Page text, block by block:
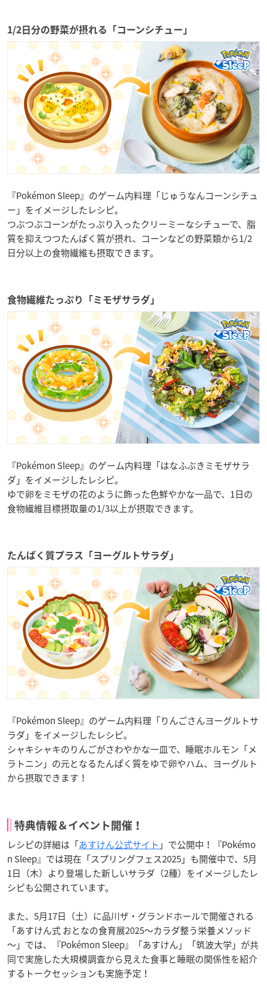
1/2日分の野菜が摂れる「コーンシチュー」
『Pokémon Sleep』のゲーム内料理「じゅうなんコーンシチュ
ー」をイメージしたレシピ。
つぶつぶコーンがたっぷり入ったクリーミーなシチューで、脂
質を抑えつつたんぱく質が摂れ、コーンなどの野菜類から1/2
日分以上の食物繊維も摂取できます。
食物繊維たっぷり「ミモザサラダ」
『Pokémon Sleep』のゲーム内料理「はなふぶきミモザサラ
ダ」をイメージしたレシピ。
ゆで卵をミモザの花のように飾った色鮮やかな一品で、1日の
食物繊維目標摂取量の1/3以上が摂取できます。
たんぱく質プラス「ヨーグルトサラダ」
『Pokémon Sleep』のゲーム内料理「りんごさんヨーグルトサ
ラダ」をイメージしたレシピ。
シャキシャキのりんごがさわやかな一皿で、睡眠ホルモン「メ
ラトニン」の元となるたんぱく質をゆで卵やハム、ヨーグルト
から摂取できます！
特典情報＆イベント開催！
レシピの詳細は「あすけん公式サイト 」で公開中！『Pokémo
n Sleep』では現在「スプリングフェス2025」も開催中で、5月
1日（木）より登場した新しいサラダ（2種）をイメージしたレ
シピも公開されています。
また、5月17日（土）に品川ザ・グランドホールで開催される
「あすけん式 おとなの食育展2025～カラダ整う栄養メソッド
～」では、『Pokémon Sleep』「あすけん」「筑波大学」が共
同で実施した大規模調査から見えた食事と睡眠の関係性を紹介
するトークセッションも実施予定！